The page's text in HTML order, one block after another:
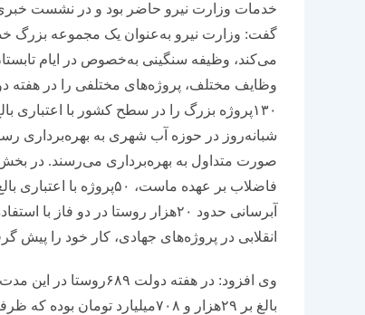
خدمات وزارت نیرو حاضر بود و در نشست
گفت: وزارت نیرو به‌عنوان یک مجموعه بزرگ
می‌کند، وظیفه سنگینی به‌خصوص در ایام
وظایف مختلف، پروژه‌‌‌های مختلفی را در هفته
شبانه‌روز در حوزه آب شهری به بهره‌‌‌برداری
صورت متداول به بهره‌برداری می‌‌‌رسند. در
آبرسانی حدود ۲۰‌هزار روستا در دو
انقلابی در پروژه‌‌‌های جهادی، کار خود را پیش
وی افزود: در هفته